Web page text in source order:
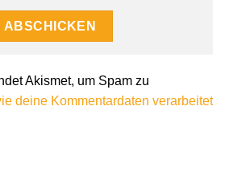
Akismet, um Spam zu
deine Kommentardaten verarbeitet